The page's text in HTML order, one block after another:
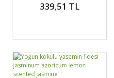
jasmine
339,51 TL